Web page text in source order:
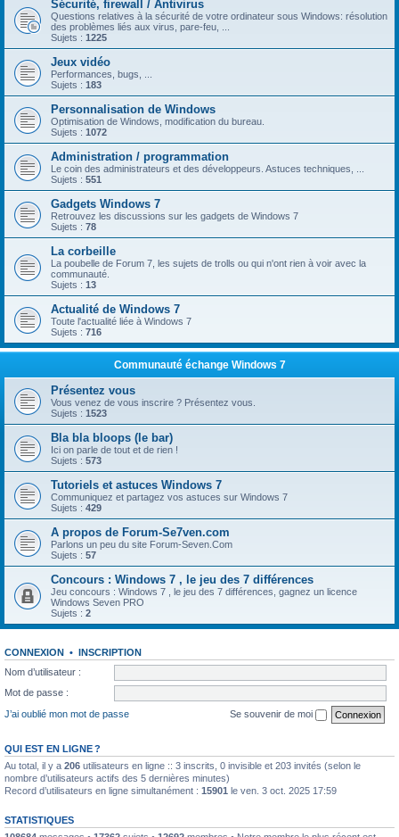
Sécurité, firewall / Antivirus
Questions relatives à la sécurité de votre ordinateur sous Windows: résolution
des problèmes liés aux virus, pare-feu, ...
Sujets : 1225
Jeux vidéo
Performances, bugs, ...
Sujets : 183
Personnalisation de Windows
Optimisation de Windows, modification du bureau.
Sujets : 1072
Administration / programmation
Le coin des administrateurs et des développeurs. Astuces techniques, ...
Sujets : 551
Gadgets Windows 7
Retrouvez les discussions sur les gadgets de Windows 7
Sujets : 78
La corbeille
La poubelle de Forum 7, les sujets de trolls ou qui n'ont rien à voir avec la
communauté.
Sujets : 13
Actualité de Windows 7
Toute l'actualité liée à Windows 7
Sujets : 716
Communauté échange Windows 7
Présentez vous
Vous venez de vous inscrire ? Présentez vous.
Sujets : 1523
Bla bla bloops (le bar)
Ici on parle de tout et de rien !
Sujets : 573
Tutoriels et astuces Windows 7
Communiquez et partagez vos astuces sur Windows 7
Sujets : 429
A propos de Forum-Se7ven.com
Parlons un peu du site Forum-Seven.Com
Sujets : 57
Concours : Windows 7 , le jeu des 7 différences
Jeu concours : Windows 7 , le jeu des 7 différences, gagnez un licence
Windows Seven PRO
Sujets : 2
CONNEXION • INSCRIPTION
Nom d’utilisateur :
Mot de passe :
J’ai oublié mon mot de passe
Se souvenir de moi
QUI EST EN LIGNE ?
Au total, il y a 206 utilisateurs en ligne :: 3 inscrits, 0 invisible et 203 invités (selon le
nombre d’utilisateurs actifs des 5 dernières minutes)
Record d’utilisateurs en ligne simultanément : 15901 le ven. 3 oct. 2025 17:59
STATISTIQUES